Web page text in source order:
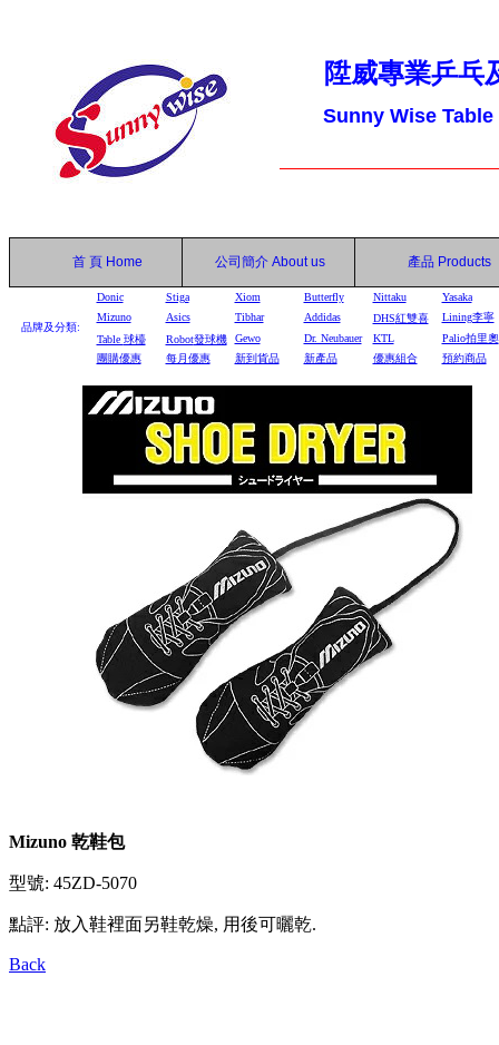
陞威專業乒乓
Sunny Wise
首 頁 Home 公司簡介 About us 產品 Products
品牌及分類:
Donic Stiga Xiom Butterfly Nittaku
Yasaka
Mizuno
Asics Tibhar Addidas DHS紅雙喜
Lining李寧
Table 球檯 Robot發球機 Gewo Dr. Neubauer KTL
Palio拍里奧
團購優惠
每月優惠 新到貨品 新產品 優惠組合 預約商品
Mizuno 乾鞋包
型號: 45ZD-5070
點評: 放入鞋裡面另鞋乾燥, 用後可曬乾.
Back